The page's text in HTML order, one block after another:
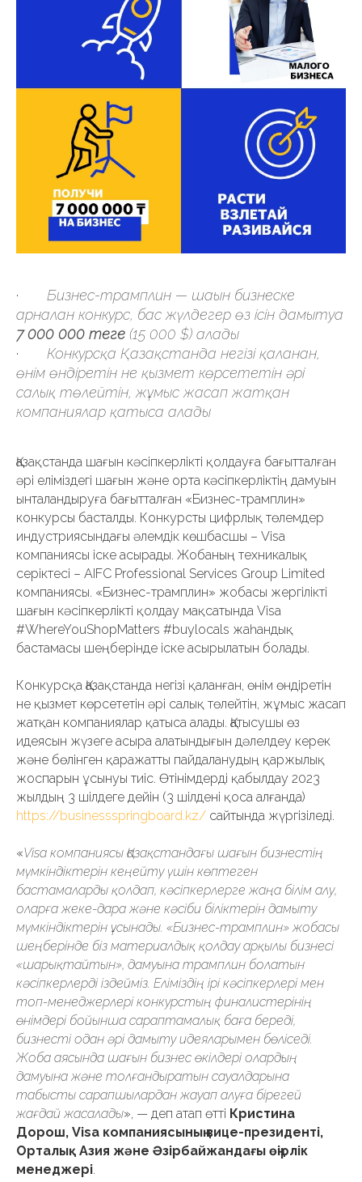
· Бизнес-трамплин — шағын бизнеске
арналған конкурс, бас жүлдегер өз ісін дамытуға
7 000 000 теңге (15 000 $) алады
· Конкурсқа Қазақстанда негізі қаланған,
өнім өндіретін не қызмет көрсететін әрі
салық төлейтін, жұмыс жасап жатқан
компаниялар қатыса алады
Қазақстанда шағын кәсіпкерлікті қолдауға бағытталған
әрі еліміздегі шағын және орта кәсіпкерліктің дамуын
ынталандыруға бағытталған «Бизнес-трамплин»
конкурсы басталды. Конкурсты цифрлық төлемдер
индустриясындағы әлемдік көшбасшы – Visa
компаниясы іске асырады. Жобаның техникалық
серіктесі – AIFC Professional Services Group Limited
компаниясы. «Бизнес-трамплин» жобасы жергілікті
шағын кәсіпкерлікті қолдау мақсатында Visa
#WhereYouShopMatters #buylocals жаһандық
бастамасы шеңберінде іске асырылатын болады.
Конкурсқа Қазақстанда негізі қаланған, өнім өндіретін
не қызмет көрсететін әрі салық төлейтін, жұмыс жасап
жатқан компаниялар қатыса алады. Қатысушы өз
идеясын жүзеге асыра алатындығын дәлелдеу керек
және бөлінген қаражатты пайдаланудың қаржылық
жоспарын ұсынуы тиіс. Өтінімдерді қабылдау 2023
жылдың 3 шілдеге дейін (3 шілдені қоса алғанда)
https://businessspringboard.kz/ сайтында жүргізіледі.
«Visa компаниясы Қазақстандағы шағын бизнестің
мүмкіндіктерін кеңейту үшін көптеген
бастамаларды қолдап, кәсіпкерлерге жаңа білім алу,
оларға жеке-дара және кәсіби біліктерін дамыту
мүмкіндіктерін ұсынады. «Бизнес-трамплин» жобасы
шеңберінде біз материалдық қолдау арқылы бизнесі
«шарықтайтын», дамуына трамплин болатын
кәсіпкерлерді іздейміз. Еліміздің ірі кәсіпкерлері мен
топ-менеджерлері конкурстың финалистерінің
өнімдері бойынша сараптамалық баға береді,
бизнесті одан әрі дамыту идеяларымен бөліседі.
Жоба аясында шағын бизнес өкілдері олардың
дамуына және толғандыратын сауалдарына
табысты сарапшылардан жауап алуға бірегей
жағдай жасалады», — деп атап өтті Кристина
Дорош, Visa компаниясының вице-президенті,
Орталық Азия және Әзірбайжандағы өңірлік
менеджері.